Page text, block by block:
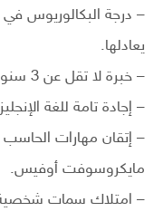
– درجة البكالوريوس في
يعادلها.
– خبرة لا تقل عن 3 سنوات في نفس المجال.
– إجادة تامة للغة
– إتقان مهارات الحاسب
مايكروسوفت أوفيس.
– امتلاك سمات